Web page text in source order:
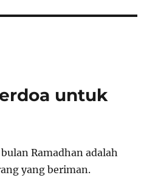
untuk
Ramadhan adalah
yang beriman.